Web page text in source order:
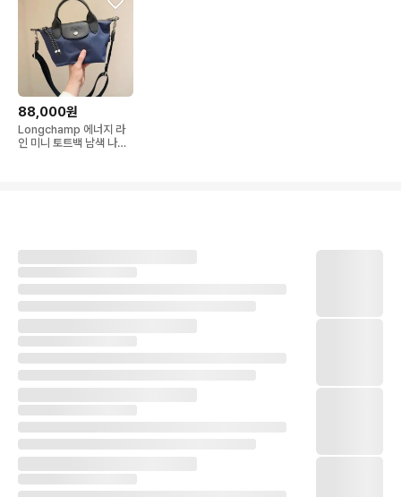
88,000원
Longchamp 에너지 라
인 미니 토트백 남색 나일